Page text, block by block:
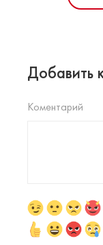
Добавить
Коментарий